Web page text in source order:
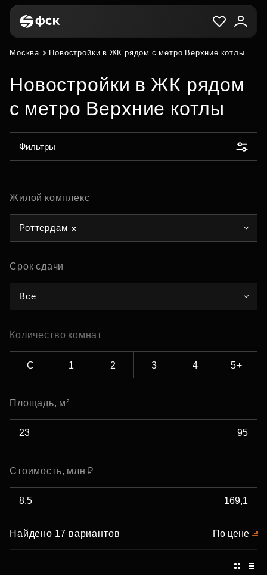
Москва Новостройки в ЖК рядом с метро Верхние котлы
Новостройки в ЖК рядом
с метро Верхние котлы
Фильтры
Жилой комплекс
Роттердам
Срок сдачи
Все
Количество комнат
С 1 2 3 4 5+
Площадь, м²
Стоимость, млн ₽
Найдено 17 вариантов По цене